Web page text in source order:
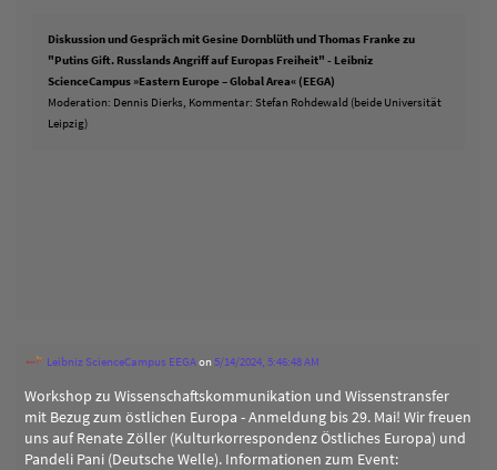
Diskussion und Gespräch mit Gesine Dornblüth und Thomas Franke zu
"Putins Gift. Russlands Angriff auf Europas Freiheit" - Leibniz
ScienceCampus »Eastern Europe – Global Area« (EEGA)
Moderation: Dennis Dierks, Kommentar: Stefan Rohdewald (beide Universität
Leipzig)
Leibniz ScienceCampus EEGAon5/14/2024, 5:46:48 AM
Workshop zu Wissenschaftskommunikation und Wissenstransfer
mit Bezug zum östlichen Europa - Anmeldung bis 29. Mai! Wir freuen
uns auf Renate Zöller (Kulturkorrespondenz Östliches Europa) und
Pandeli Pani (Deutsche Welle). Informationen zum Event: